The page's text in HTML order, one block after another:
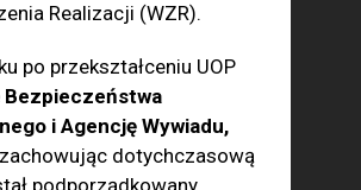
Realizacji (WZR).
po przekształceniu UOP
Bezpieczeństwa
i Agencję Wywiadu,
zachowując dotychczasową
podporządkowany